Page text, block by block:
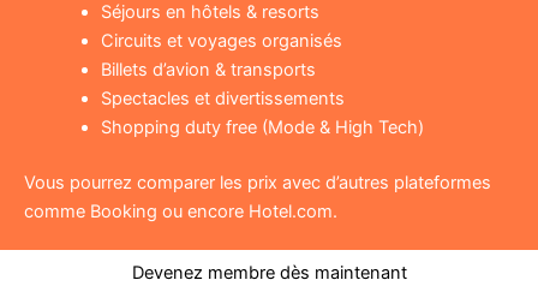
Séjours en hôtels & resorts
Circuits et voyages organisés
Billets d’avion & transports
Spectacles et divertissements
Shopping duty free (Mode & High Tech)
Vous pourrez comparer les prix avec d’autres plateformes
comme Booking ou encore Hotel.com.
Devenez membre dès maintenant